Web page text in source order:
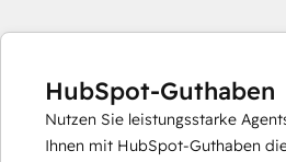
HubSpot-Guthaben
Nutzen Sie leistungsstarke
Ihnen mit HubSpot-Guthaben